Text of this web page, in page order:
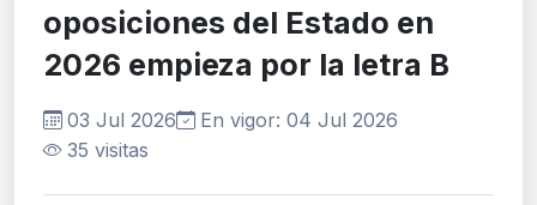
oposiciones del Estado en
2026 empieza por la letra B
03 Jul 2026
En vigor: 04 Jul 2026
35 visitas